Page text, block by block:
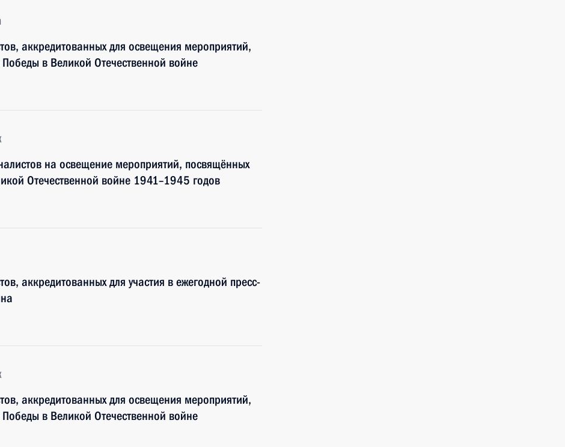
аккредитованных для освещения мероприятий,
в Великой Отечественной войне
на освещение мероприятий, посвящённых
Отечественной войне 1941–1945 годов
аккредитованных для участия в ежегодной пресс-
аккредитованных для освещения мероприятий,
в Великой Отечественной войне